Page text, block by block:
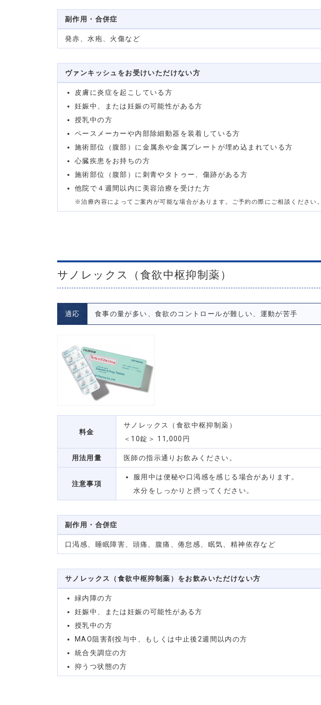
副作用・合併症
発赤、水疱、火傷など
ヴァンキッシュをお受けいただけない方
皮膚に炎症を起こしている方
妊娠中、または妊娠の可能性がある方
授乳中の方
ペースメーカーや内部除細動器を装着している方
施術部位（腹部）に金属糸や金属プレートが埋め込まれている方
心臓疾患をお持ちの方
施術部位（腹部）に刺青やタトゥー、傷跡がある方
他院で４週間以内に美容治療を受けた方
※治療内容によってご案内が可能な場合があります。ご予約の際にご相談ください。
サノレックス（食欲中枢抑制薬）
適応 食事の量が多い、食欲のコントロールが難しい、運動が苦手
料金
サノレックス（食欲中枢抑制薬）
＜10錠＞ 11,000円
用法用量 医師の指示通りお飲みください。
注意事項
服用中は便秘や口渇感を感じる場合があります。
水分をしっかりと摂ってください。
副作用・合併症
口渇感、睡眠障害、頭痛、腹痛、倦怠感、眠気、精神依存など
サノレックス（食欲中枢抑制薬）をお飲みいただけない方
緑内障の方
妊娠中、または妊娠の可能性がある方
授乳中の方
MAO阻害剤投与中、もしくは中止後2週間以内の方
統合失調症の方
抑うつ状態の方